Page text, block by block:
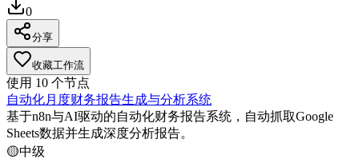
0
分享
收藏工作流
使用 10 个节点
自动化月度财务报告生成与分析系统
基于n8n与AI驱动的自动化财务报告系统，自动抓取Google
Sheets数据并生成深度分析报告。
🟡中级